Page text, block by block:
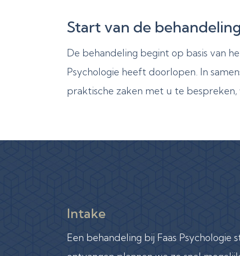
Start van de behandeling
De behandeling begint op basis van
Psychologie heeft doorlopen. In
praktische zaken met u te
Intake
Een behandeling bij Faas